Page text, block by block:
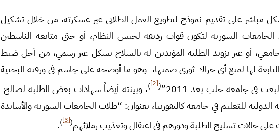
مباشر على تقديم نموذج لتطويع العمل الطلابي عبر عسكرته، من خلال تشكيل
السورية لتكون قوات رديفة لجيش النظام، أو حتى متابعة الناشطين
أو عبر تزويد الطلبة المؤيدين له بالسلاح بشكل غير رسمي، من أجل ضبط
لها لمنع أي حراك ثوري ضمنها، وهو ما أوضحه علي جاسم في ورقته البحثية
في جامعة حلب بعد 2011”
(
[2]
)، وبينته أيضاً شهادات بعض الطلبة لصالح
للتعليم في جامعة كاليفورنيا، بعنوان: “طلاب الجامعات السورية والأساتذة
على حالات تسليح الطلبة ودورهم في اعتقال وتعذيب زملائهم(
[3]
)
.